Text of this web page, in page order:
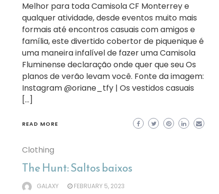
Melhor para toda Camisola CF Monterrey e
qualquer atividade, desde eventos muito mais
formais até encontros casuais com amigos e
família, este divertido cobertor de piquenique é
uma maneira infalível de fazer uma Camisola
Fluminense declaração onde quer que seu Os
planos de verão levam você. Fonte da imagem:
Instagram @oriane_tfy | Os vestidos casuais
[…]
READ MORE
Clothing
The Hunt: Saltos baixos
GALAXY FEBRUARY 5, 2023